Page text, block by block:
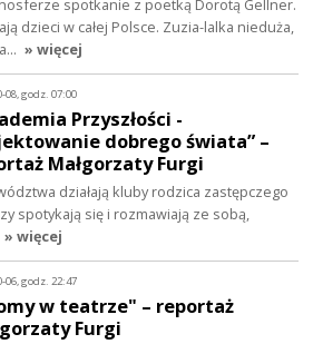
spotkanie z poetką Dorotą Gellner.
dzieci w całej Polsce. Zuzia-lalka nieduża,
» więcej
08, godz. 07:00
Przyszłości -
dobrego świata” –
Małgorzaty Furgi
działają kluby rodzica zastępczego
spotykają się i rozmawiają ze sobą,
» więcej
06, godz. 22:47
w teatrze" – reportaż
Furgi